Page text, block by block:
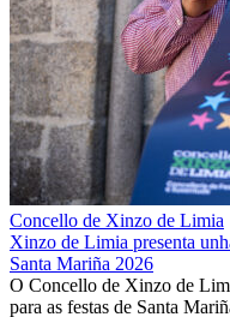
Concello de Xinzo de Limia
Xinzo de Limia presenta
Santa Mariña 2026
O Concello de Xinzo de
para as festas de Santa